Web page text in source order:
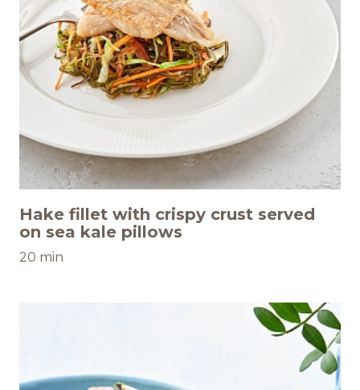
Hake fillet with crispy crust served
on sea kale pillows
20 min